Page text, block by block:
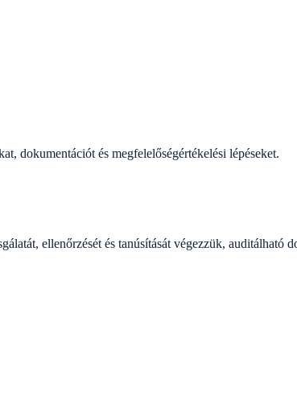
dokumentációt és megfelelőségértékelési lépéseket.
ellenőrzését és tanúsítását végezzük, auditálható